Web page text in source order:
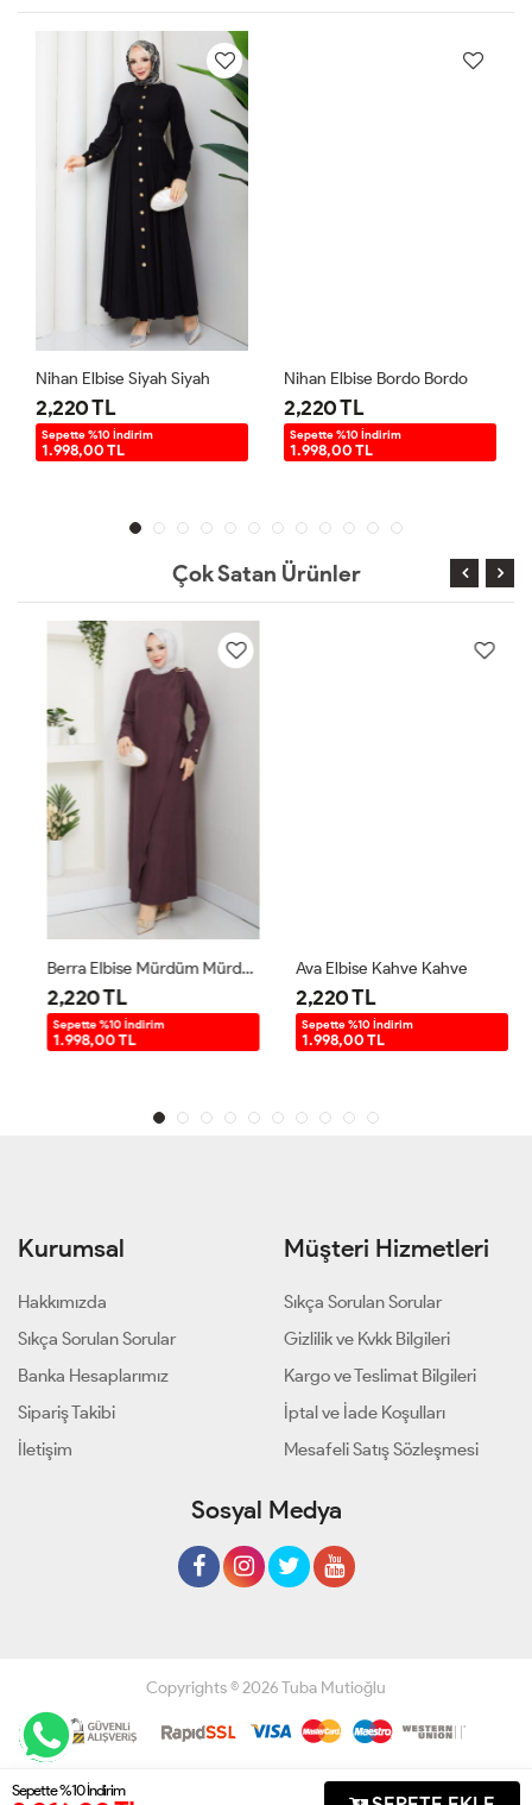
Sepette %10 İndirim
Nihan Elbise Siyah Siyah
2,220 TL
Sepette %10 İndirim
1.998,00 TL
Nihan Elbise Bordo Bordo
2,220 TL
Sepette %10 İndirim
1.998,00 TL
Çok Satan Ürünler
Berra Elbise Mürdüm Mürdüm
2,220 TL
Sepette %10 İndirim
1.998,00 TL
Ava Elbise Kahve Kahve
2,220 TL
Sepette %10 İndirim
1.998,00 TL
Kurumsal
Hakkımızda
Sıkça Sorulan Sorular
Banka Hesaplarımız
Sipariş Takibi
İletişim
Müşteri Hizmetleri
Sıkça Sorulan Sorular
Gizlilik ve Kvkk Bilgileri
Kargo ve Teslimat Bilgileri
İptal ve İade Koşulları
Mesafeli Satış Sözleşmesi
Sosyal Medya
Copyrights © 2026 Tuba Mutioğlu
Geliştir - powered by innovation